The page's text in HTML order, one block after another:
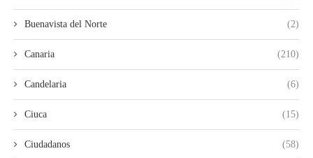
Buenavista del Norte (2)
Canaria (210)
Candelaria (6)
Ciuca (15)
Ciudadanos (58)